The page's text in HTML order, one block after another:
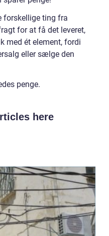
forskellige ting fra
for at få det leveret,
med ét element, fordi
eller sælge den
penge.
here